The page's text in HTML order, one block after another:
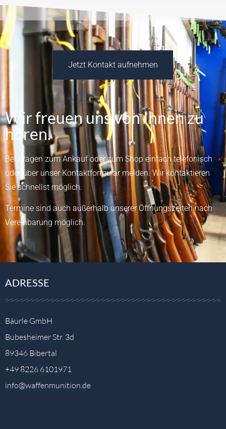
Jetzt Kontakt aufnehmen
Wir freuen uns von Ihnen zu
hören.
Bei Fragen zum Ankauf oder zum Shop einfach telefonisch
oder über unser Kontaktformularmelden.Wir kontaktieren
Sie schnellst möglich.
Termine sind auch außerhalb unserer Öffnungszeiten nach
Vereinbarung möglich.
ADRESSE
Bäurle GmbH
Bubesheimer Str. 3d
89346 Bibertal
+49 8226 6101971
info@waffenmunition.de